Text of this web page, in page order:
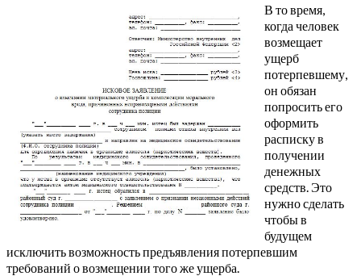
В то время,
когда человек
возмещает
ущерб
потерпевшему,
он обязан
попросить его
оформить
расписку в
получении
денежных
средств. Это
нужно сделать
чтобы в
будущем
исключить возможность предъявления потерпевшим
требований о возмещении того же ущерба.